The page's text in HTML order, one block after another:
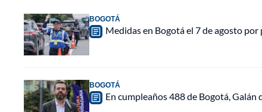
BOGOTÁ
Medidas en Bogotá el 7 de agosto
BOGOTÁ
En cumpleaños 488 de Bogotá,